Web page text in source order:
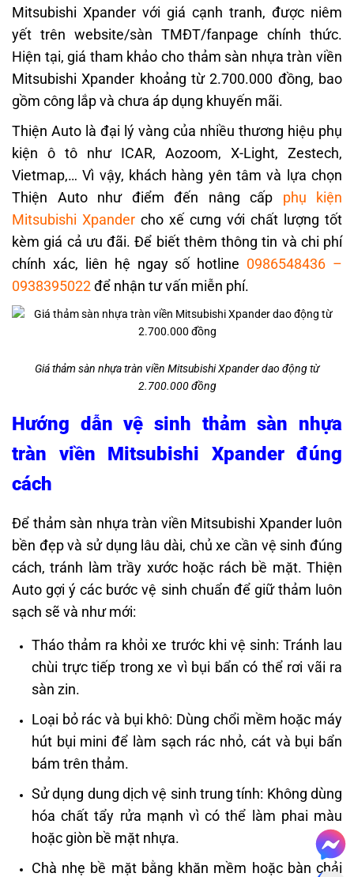
Mitsubishi Xpander với giá cạnh tranh, được niêm
yết trên website/sàn TMĐT/fanpage chính thức.
Hiện tại, giá tham khảo cho thảm sàn nhựa tràn viền
Mitsubishi Xpander khoảng từ 2.700.000 đồng, bao
gồm công lắp và chưa áp dụng khuyến mãi.
Thiện Auto là đại lý vàng của nhiều thương hiệu phụ
kiện ô tô như ICAR, Aozoom, X-Light, Zestech,
Vietmap,… Vì vậy, khách hàng yên tâm và lựa chọn
Thiện Auto như điểm đến nâng cấp phụ kiện
Mitsubishi Xpander cho xế cưng với chất lượng tốt
kèm giá cả ưu đãi. Để biết thêm thông tin và chi phí
chính xác, liên hệ ngay số hotline 0986548436 –
0938395022để nhận tư vấn miễn phí.
Giá thảm sàn nhựa tràn viền Mitsubishi Xpander dao động từ
2.700.000 đồng
Hướng dẫn vệ sinh thảm sàn nhựa
tràn viền Mitsubishi Xpander đúng
cách
Để thảm sàn nhựa tràn viền Mitsubishi Xpander luôn
bền đẹp và sử dụng lâu dài, chủ xe cần vệ sinh đúng
cách, tránh làm trầy xước hoặc rách bề mặt. Thiện
Auto gợi ý các bước vệ sinh chuẩn để giữ thảm luôn
sạch sẽ và như mới:
Tháo thảm ra khỏi xe trước khi vệ sinh: Tránh lau
chùi trực tiếp trong xe vì bụi bẩn có thể rơi vãi ra
sàn zin.
Loại bỏ rác và bụi khô: Dùng chổi mềm hoặc máy
hút bụi mini để làm sạch rác nhỏ, cát và bụi bẩn
bám trên thảm.
Sử dụng dung dịch vệ sinh trung tính: Không dùng
hóa chất tẩy rửa mạnh vì có thể làm phai màu
hoặc giòn bề mặt nhựa.
Chà nhẹ bề mặt bằng khăn mềm hoặc bàn chải